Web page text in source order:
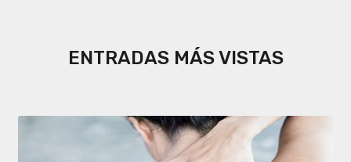
ENTRADAS MÁS VISTAS